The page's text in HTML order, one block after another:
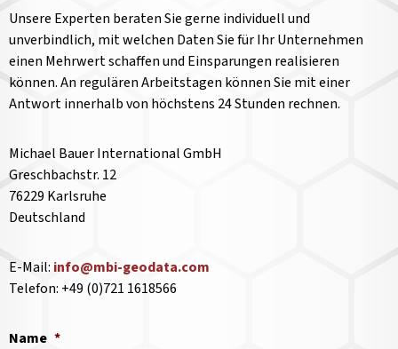
Unsere Experten beraten Sie gerne individuell und
unverbindlich, mit welchen Daten Sie für Ihr Unternehmen
einen Mehrwert schaffen und Einsparungen realisieren
können. An regulären Arbeitstagen können Sie mit einer
Antwort innerhalb von höchstens 24 Stunden rechnen.
Michael Bauer International GmbH
Greschbachstr. 12
76229 Karlsruhe
Deutschland
E-Mail: info@mbi-geodata.com
Telefon: +49 (0)721 1618566
Name *